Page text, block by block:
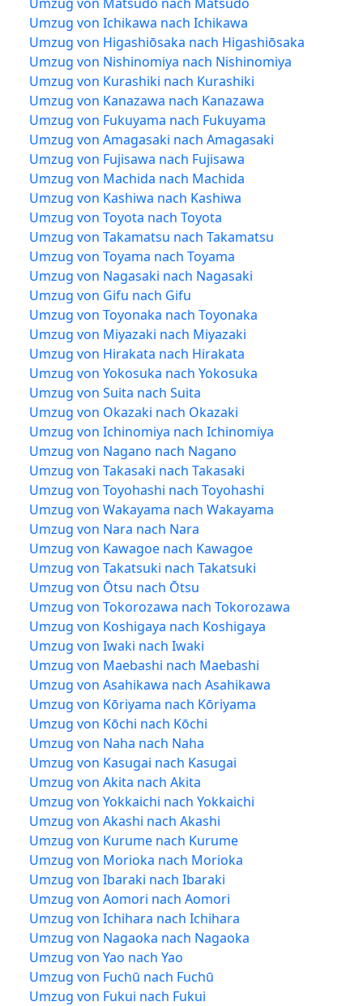
Umzug von Ichikawa nach Ichikawa
Umzug von Higashiōsaka nach Higashiōsaka
Umzug von Nishinomiya nach Nishinomiya
Umzug von Kurashiki nach Kurashiki
Umzug von Kanazawa nach Kanazawa
Umzug von Fukuyama nach Fukuyama
Umzug von Amagasaki nach Amagasaki
Umzug von Fujisawa nach Fujisawa
Umzug von Machida nach Machida
Umzug von Kashiwa nach Kashiwa
Umzug von Toyota nach Toyota
Umzug von Takamatsu nach Takamatsu
Umzug von Toyama nach Toyama
Umzug von Nagasaki nach Nagasaki
Umzug von Gifu nach Gifu
Umzug von Toyonaka nach Toyonaka
Umzug von Miyazaki nach Miyazaki
Umzug von Hirakata nach Hirakata
Umzug von Yokosuka nach Yokosuka
Umzug von Suita nach Suita
Umzug von Okazaki nach Okazaki
Umzug von Ichinomiya nach Ichinomiya
Umzug von Nagano nach Nagano
Umzug von Takasaki nach Takasaki
Umzug von Toyohashi nach Toyohashi
Umzug von Wakayama nach Wakayama
Umzug von Nara nach Nara
Umzug von Kawagoe nach Kawagoe
Umzug von Takatsuki nach Takatsuki
Umzug von Ōtsu nach Ōtsu
Umzug von Tokorozawa nach Tokorozawa
Umzug von Koshigaya nach Koshigaya
Umzug von Iwaki nach Iwaki
Umzug von Maebashi nach Maebashi
Umzug von Asahikawa nach Asahikawa
Umzug von Kōriyama nach Kōriyama
Umzug von Kōchi nach Kōchi
Umzug von Naha nach Naha
Umzug von Kasugai nach Kasugai
Umzug von Akita nach Akita
Umzug von Yokkaichi nach Yokkaichi
Umzug von Akashi nach Akashi
Umzug von Kurume nach Kurume
Umzug von Morioka nach Morioka
Umzug von Ibaraki nach Ibaraki
Umzug von Aomori nach Aomori
Umzug von Ichihara nach Ichihara
Umzug von Nagaoka nach Nagaoka
Umzug von Yao nach Yao
Umzug von Fuchū nach Fuchū
Umzug von Fukui nach Fukui